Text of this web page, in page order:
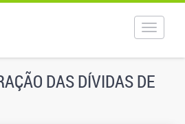
Toggle
DAS DÍVIDAS DE